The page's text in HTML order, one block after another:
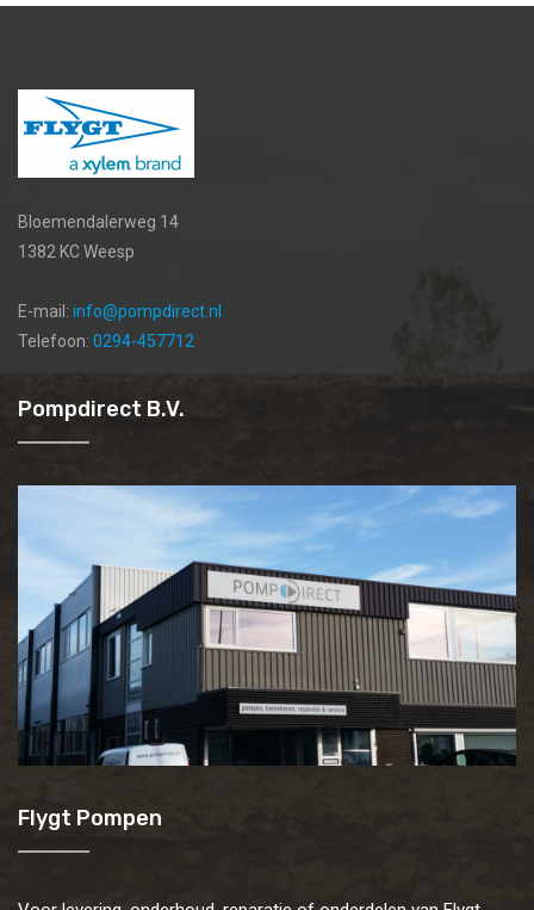
Bloemendalerweg 14
1382 KC Weesp
E-mail: info@pompdirect.nl
Telefoon: 0294-457712
Pompdirect B.V.
Flygt Pompen